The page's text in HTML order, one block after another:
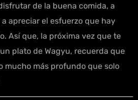
de la buena comida, a
apreciar el esfuerzo que hay
Así que, la próxima vez que te
plato de Wagyu, recuerda que
mucho más profundo que solo